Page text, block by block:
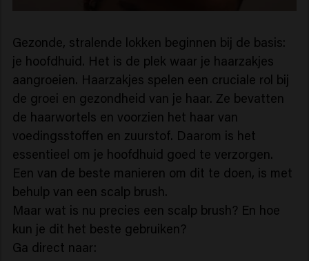
Gezonde, stralende lokken beginnen bij de basis:
je hoofdhuid. Het is de plek waar je haarzakjes
aangroeien. Haarzakjes spelen een cruciale rol bij
de groei en gezondheid van je haar. Ze bevatten
de haarwortels en voorzien het haar van
voedingsstoffen en zuurstof. Daarom is het
essentieel om je hoofdhuid goed te verzorgen.
Een van de beste manieren om dit te doen, is met
behulp van een scalp brush.
Maar wat is nu precies een scalp brush? En hoe
kun je dit het beste gebruiken?
Ga direct naar: